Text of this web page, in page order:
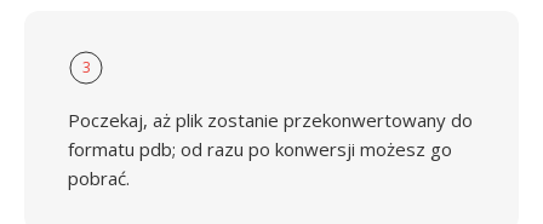
3
Poczekaj, aż plik zostanie przekonwertowany do
formatu pdb; od razu po konwersji możesz go
pobrać.